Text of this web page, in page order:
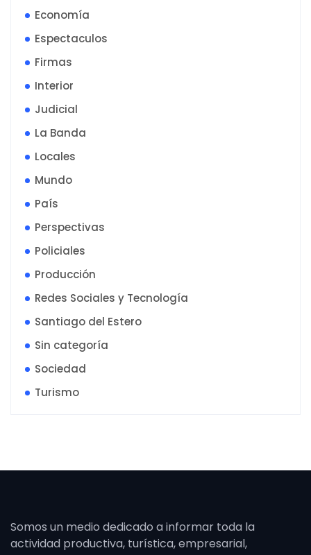
Economía
Espectaculos
Firmas
Interior
Judicial
La Banda
Locales
Mundo
País
Perspectivas
Policiales
Producción
Redes Sociales y Tecnología
Santiago del Estero
Sin categoría
Sociedad
Turismo
Somos un medio dedicado a informar toda la
actividad productiva, turística, empresarial,